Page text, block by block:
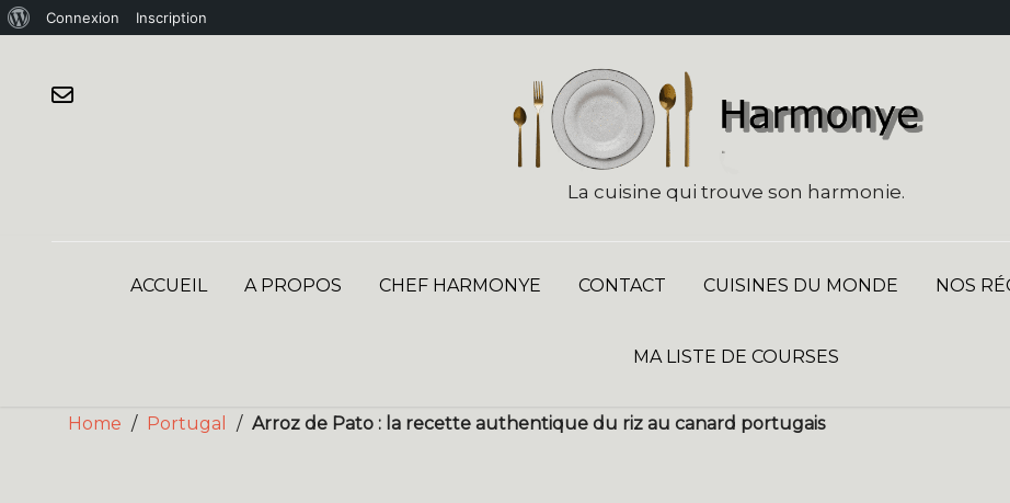
Connexion Inscription
La cuisine qui trouve son harmonie.
ACCUEIL A PROPOS CHEF HARMONYE CONTACT CUISINES DU MONDE NOS
MA LISTE DE COURSES
Home / Portugal / Arroz de Pato : la recette authentique du riz au canard portugais